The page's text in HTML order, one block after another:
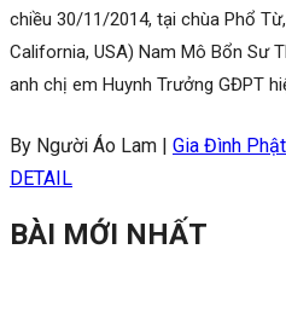
chiều 30/11/2014, tại chùa Phổ
California, USA) Nam Mô Bổn Sư
anh chị em Huynh Trưởng GĐPT
By Người Áo Lam | Gia Đình
DETAIL
BÀI MỚI NHẤT